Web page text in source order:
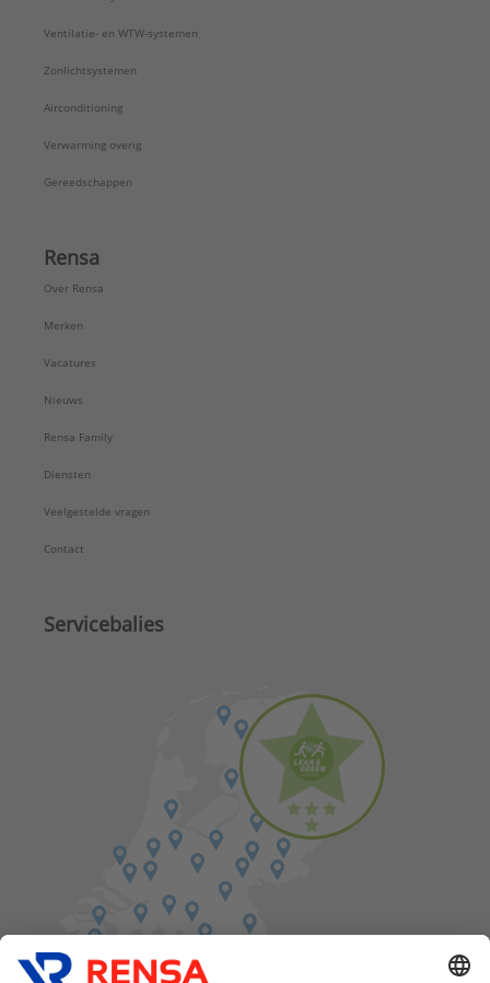
Ventilatie- en WTW-systemen
Zonlichtsystemen
Airconditioning
Verwarming overig
Gereedschappen
Rensa
Over Rensa
Merken
Vacatures
Nieuws
Rensa Family
Diensten
Veelgestelde vragen
Contact
Servicebalies